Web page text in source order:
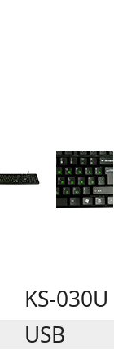
KS-
USB